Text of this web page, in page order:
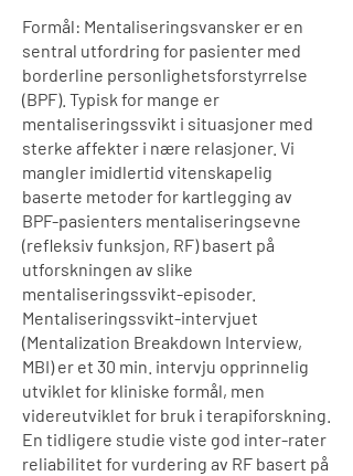
Formål: Mentaliseringsvansker er en
sentral utfordring for pasienter med
borderline personlighetsforstyrrelse
(BPF). Typisk for mange er
mentaliseringssvikt i situasjoner med
sterke affekter i nære relasjoner. Vi
mangler imidlertid vitenskapelig
baserte metoder for kartlegging av
BPF-pasienters mentaliseringsevne
(refleksiv funksjon, RF) basert på
utforskningen av slike
mentaliseringssvikt-episoder.
Mentaliseringssvikt-intervjuet
(Mentalization Breakdown Interview,
MBI) er et 30 min. intervju opprinnelig
utviklet for kliniske formål, men
videreutviklet for bruk i terapiforskning.
En tidligere studie viste god inter-rater
reliabilitet for vurdering av RF basert på